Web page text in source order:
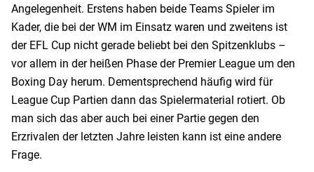
Angelegenheit. Erstens haben beide Teams Spieler im
Kader, die bei der WM im Einsatz waren und zweitens ist
der EFL Cup nicht gerade beliebt bei den Spitzenklubs –
vor allem in der heißen Phase der Premier League um den
Boxing Day herum. Dementsprechend häufig wird für
League Cup Partien dann das Spielermaterial rotiert. Ob
man sich das aber auch bei einer Partie gegen den
Erzrivalen der letzten Jahre leisten kann ist eine andere
Frage.